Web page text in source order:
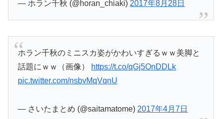
— ホラン千秋 (@horan_chiaki) 2017年8月28日
ホラン千秋のミニスカ姿がかわいすぎるｗｗ美脚と
話題にｗｗ（画像）
https://t.co/qGj5OnDDLk
pic.twitter.com/nsbvMqVqnU
— さいたまとめ (@saitamatome) 2017年4月7日